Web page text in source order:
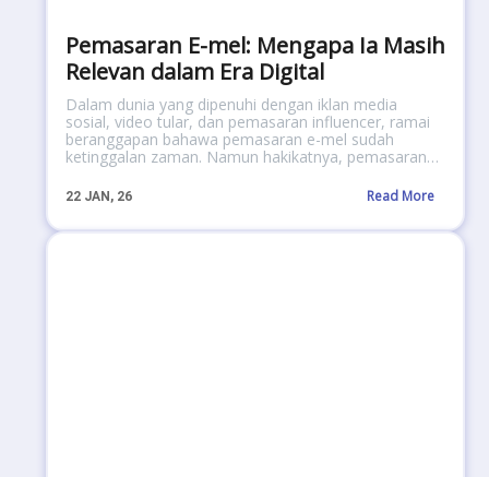
Pemasaran E-mel: Mengapa Ia Masih
Relevan dalam Era Digital
22 JAN, 26
Dalam dunia yang dipenuhi dengan iklan media
sosial, video tular, dan pemasaran influencer, ramai
beranggapan bahawa pemasaran e-mel sudah
ketinggalan zaman. Namun hakikatnya, pemasaran…
Read More